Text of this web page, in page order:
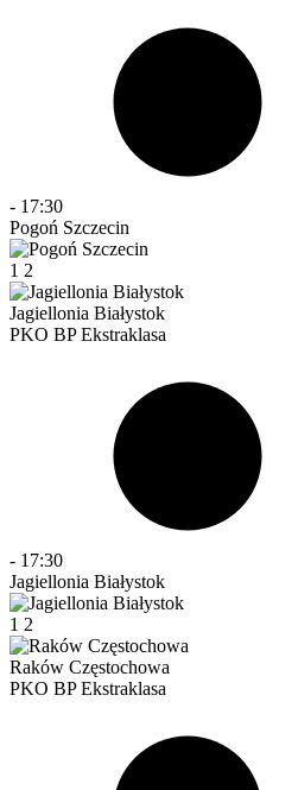
- 17:30
Pogoń Szczecin
1 2
Jagiellonia Białystok
PKO BP Ekstraklasa
- 17:30
Jagiellonia Białystok
1 2
Raków Częstochowa
PKO BP Ekstraklasa